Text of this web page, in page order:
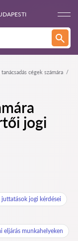
cégek számára
jogi
juttatások jogi kérdései
eljárás munkahelyeken